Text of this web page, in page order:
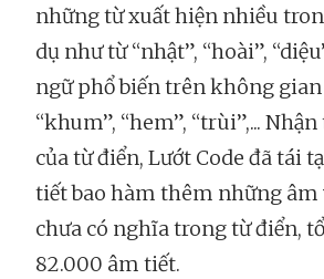
những từ xuất hiện nhiều
dụ như từ “nhật”, “hoài”,
ngữ phổ biến trên không
“khum”, “hem”, “trùi”,...
của từ điển, Lướt Code đã tái
tiết bao hàm thêm những âm
chưa có nghĩa trong từ điển,
82.000 âm tiết.